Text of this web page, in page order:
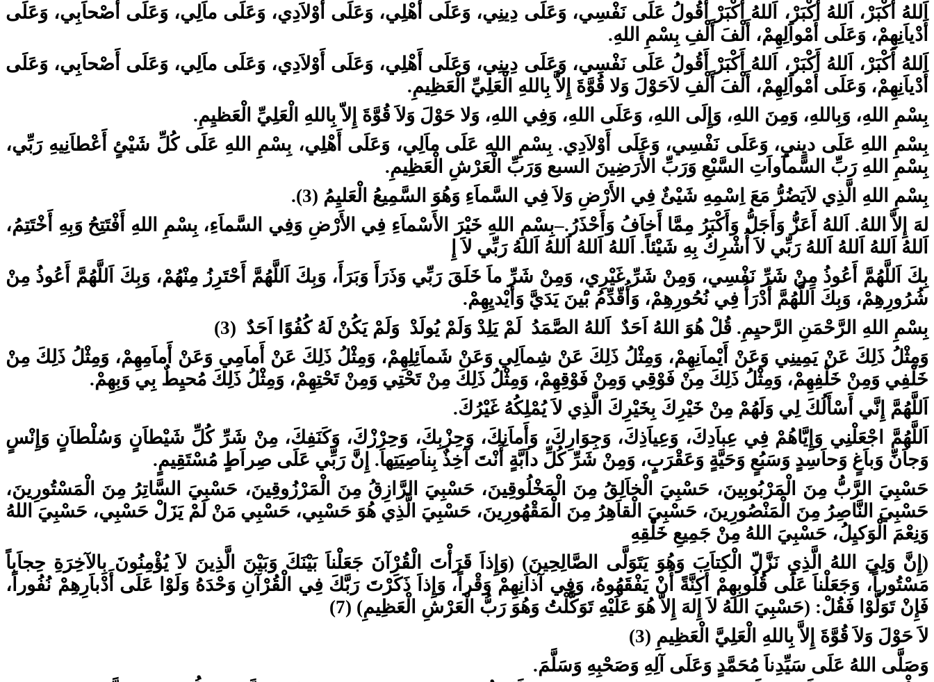
اَللهُ أَكْبَرْ، اَللهُ أَكْبَرْ، اَللهُ أَكْبَرْ أَقُولُ عَلَى نَفْسِي، وَعَلَى دِينِي، وَعَلَى أَهْلِي، وَعَلَى أَوْلاَدِي، وَعَلَى ماَلِي، وَعَلَى أَصْحاَبِي، وَعَلَى
أَدْياَنِهِمْ، وَعَلَى أَمْواَلِهِمْ، أَلْفَ أَلْفِ بِسْمِ اللهِ.
اَللهُ أَكْبَرْ، اَللهُ أَكْبَرْ، اَللهُ أَكْبَرْ أَقُولُ عَلَى نَفْسِي، وَعَلَى دِينِي، وَعَلَى أَهْلِي، وَعَلَى أَوْلاَدِي، وَعَلَى ماَلِي، وَعَلَى أَصْحاَبِي، وَعَلَى
أَدْياَنِهِمْ، وَعَلَى أَمْواَلِهِمْ، أَلْفَ أَلْفِ لاَحَوْلَ وَلا قُوَّةَ إِلاَّ بِاللهِ الْعَلِيِّ الْعَظِيمِ.
بِسْمِ اللهِ، وَبِاللهِ، وَمِنَ اللهِ، وَإِلَى اللهِ، وَعَلَى اللهِ، وَفِي اللهِ، وَلا حَوْلَ وَلاَ قُوَّةَ إِلاّ بِاللهِ الْعَلِيِّ الْعَظيِمِ.
بِسْمِ اللهِ عَلَى ديِنيِ، وَعَلَى نَفْسِي، وَعَلَى أَوْلاَدِي. بِسْمِ اللهِ عَلَى ماَلِي، وَعَلَى أَهْلِي، بِسْمِ اللهِ عَلَى كُلِّ شَيْئٍ أَعْطاَنِيهِ رَبِّي،
بِسْمِ اللهِ رَبِّ السَّماَواَتِ السَّبْعِ وَرَبِّ الأَرَضِينَ السبع وَرَبِّ الْعَرْشِ الْعَظِيمِ.
بِسْمِ اللهِ الَّذِي لاَيَضُرُّ مَعَ اِسْمِهِ شَيْئٌ فِي الأَرْضِ وَلاَ فِي السَّماَءِ وَهُوَ السَّمِيعُ الْعَليِمُ (3).
لهَ إِلاَّ اللهُ. اَللهُ أَعَزُّ وَأَجَلُّ وَأَكْبَرُ مِمَّا أَخاَفُ وَأَحْذَرُ.–بِسْمِ اللهِ خَيْرَ الأَسْماَءِ فِي الأَرْضِ وَفِي السَّماَءِ، بِسْمِ اللهِ أَفْتَتِحُ وَبِهِ أَخْتَتِمُ،
اَللهُ اَللهُ اَللهُ اَللهُ رَبِّي لاَ أُشْرِكُ بِهِ شَيْئاً. اَللهُ اَللهُ اَللهُ اَللهُ رَبِّي لاَ إِ
بِكَ اَللَّهُمَّ أَعُوذُ مِنْ شَرِّ نَفْسِي، وَمِنْ شَرِّ غَيْرِي، وَمِنْ شَرِّ ماَ خَلَقَ رَبِّي وَذَرَأَ وَبَرَأَ، وَبِكَ اَللَّهُمَّ أَحْتَرِزُ مِنْهُمْ، وَبِكَ اَللَّهُمَّ أَعُوذُ مِنْ
شُرُورِهِمْ، وَبِكَ اَللَّهُمَّ أَدْرَأُ فِي نُحُورِهِمْ، وَأُقّدِّمُ بَْينَ يَدَيَّ وَأَيْديِهِمْ.
بِسْمِ اللهِ الرَّحْمَنِ الرَّحيِمِ. قُلْ هُوَ اللهُ اَحَدٌ اَللهُ الصَّمَدُ لَمْ يَلِدْ وَلَمْ يُولَدْ وَلَمْ يَكُنْ لَهُ كُفُوًا اَحَدٌ (3)
وَمِثْلُ ذَلِكَ عَنْ يَمِينِي وَعَنْ أَيْماَنِهِمْ، وَمِثْلُ ذَلِكَ عَنْ شِماَلِي وَعَنْ شَماَئِلِهِمْ، وَمِثْلُ ذَلِكَ عَنْ أَماَمِي وَعَنْ أَماَمِهِمْ، وَمِثْلُ ذَلِكَ مِنْ
خَلْفِي وَمِنْ خَلْفِهِمْ، وَمِثْلُ ذَلِكَ مِنْ فَوْقِي وَمِنْ فَوْقِهِمْ، وَمِثْلُ ذَلِكَ مِنْ تَحْتِي وَمِنْ تَحْتِهِمْ، وَمِثْلُ ذَلِكَ مُحيِطٌ بِي وَبِهِمْ.
اَللَّهُمَّ إِنَّي أَسْأَلُكَ لِي وَلَهُمْ مِنْ خَيْرِكَ بِخَيْرِكَ الَّذِي لاَ يُمْلِكُهُ غَيْرُكَ.
اَللَّهُمَّ اجْعَلْنِي وَإِيَّاهُمْ فِي عِباَدِكَ، وَعِياَذِكَ، وَجِوَارِكَ، وَأَماَنِكَ، وَحِزْبِكَ، وَحِرْزْكَ، وَكَنَفِكَ، مِنْ شَرِّ كُلِّ شَيْطاَنٍ وَسُلْطاَنٍ وَإِنْسٍ
وَجاَنِّ وَباَغٍ وَحاَسِدٍ وَسَبُعٍ وَحَيَّةٍ وَعَقْرَبٍ، وَمِنْ شَرِّ كُلِّ داَبَّةٍ أَنْتَ آخِذٌ بِناَصِيَتِهاَ. إِنَّ رَبِّي عَلَى صِراَطٍ مُسْتَقِيمٍ.
حَسْبِيَ الرَّبُّ مِنَ الْمَرْبُوبِينَ، حَسْبِيَ الْخاَلِقُ مِنَ الْمَخْلُوقِينَ، حَسْبِيَ الرَّازِقُ مِنَ الْمَرْزُوقِينَ، حَسْبِيَ السَّاتِرُ مِنَ الْمَسْتُورِينَ،
حَسْبِيَ النَّاصِرُ مِنَ الْمَنْصُورِينَ، حَسْبِيَ الْقاَهِرُ مِنَ الْمَقْهُورِينَ، حَسْبِيَ الَّذِي هُوَ حَسْبِي، حَسْبِي مَنْ لَمْ يَزَلْ حَسْبِي، حَسْبِيَ اللهُ
وَنِعْمَ الْوَكيِلُ، حَسْبِيَ اللهُ مِنْ جَمِيعِ خَلْقِهِ
(إِنَّ وَلِيَ اللهُ الَّذِي نَزَّلّ الْكِتاَبَ وَهُوَ يَتَوَلَّى الصَّالِحِينَ) (وَإِذاَ قَرَأْتَ الْقُرْآنَ جَعَلْناَ بَيْنَكَ وَبَيْنَ الَّذِينَ لاَ يُؤْمِنُونَ بِالآخِرَةِ حِجاَباً
مَسْتُوراً، وَجَعَلْناَ عَلَى قُلُوبِهِمْ أَكِنَّةً أَنْ يَفْقَهُوهُ، وَفِي آذاَنِهِمْ وَقْراً، وَإِذاَ ذَكَرْتَ رَبَّكَ فِي الْقُرْآنِ وَحْدَهُ وَلَوْا عَلَى أَدْباَرِهِمْ نُفُوراً،
فَإِنْ تَوَلَّوْا فَقُلْ: (حَسْبِيَ اللهُ لاَ إِلهَ إِلاَّ هُوَ عَلَيْهِ تَوَكَّلْتُ وَهُوَ رَبُّ الْعَرْشِ الْعَظِيمِ) (7)
لاَ حَوْلَ وَلاَ قُوَّةَ إِلاَّ بِاللهِ الْعَلِيَّ الْعَظِيمِ (3)
وَصَلَّى اللهُ عَلَى سَيِّدِناَ مُحَمَّدٍ وَعَلَى آلِهِ وَصَحْبِهِ وَسَلَّمَ.